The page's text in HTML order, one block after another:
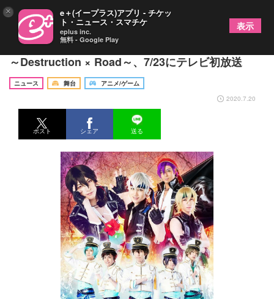
『あんさんぶるスターズ！エクストラ・ステージ』
～Destruction × Road～、7/23にテレビ初放送
ニュース 舞台
アニメ/ゲーム
2020.7.20
ポスト シェア 送る
× e＋(イープラス)アプリ - チケッ
ト・ニュース・スマチケ
eplus inc.
無料 - Google Play
表示